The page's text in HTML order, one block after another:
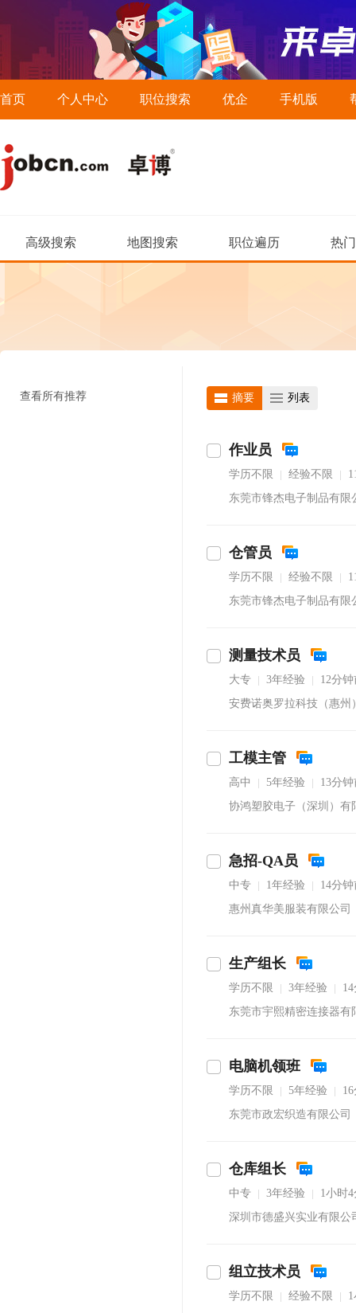
首页 个人中心 职位搜索 优企 手机版
高级搜索 地图搜索 职位遍历 热
查看所有推荐 摘要 列表
作业员
学历不限 经验不限
东莞市锋杰电子制品有限
仓管员
学历不限 经验不限
东莞市锋杰电子制品有限
测量技术员
大专 3年经验
12分
安费诺奥罗拉科技（惠州
工模主管
高中 5年经验
13分
协鸿塑胶电子（深圳）有
急招-QA员
中专 1年经验
14分
惠州真华美服装有限公司
生产组长
学历不限 3年经验
东莞市宇熙精密连接器有
电脑机领班
学历不限 5年经验
东莞市政宏织造有限公司
仓库组长
中专 3年经验
1小时
深圳市德盛兴实业有限公
组立技术员
学历不限 经验不限